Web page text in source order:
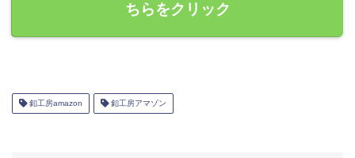
ちらをクリック
釦工房amazon 釦工房アマゾン